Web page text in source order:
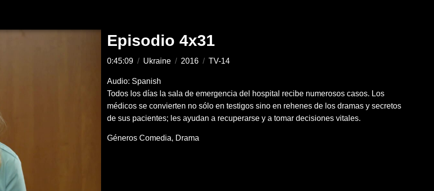
Episodio 4x31
0:45:09 / Ukraine / 2016 / TV-14
Audio: Spanish
Todos los días la sala de emergencia del hospital recibe numerosos casos. Los
médicos se convierten no sólo en testigos sino en rehenes de los dramas y secretos
de sus pacientes; les ayudan a recuperarse y a tomar decisiones vitales.
Géneros Comedia Drama